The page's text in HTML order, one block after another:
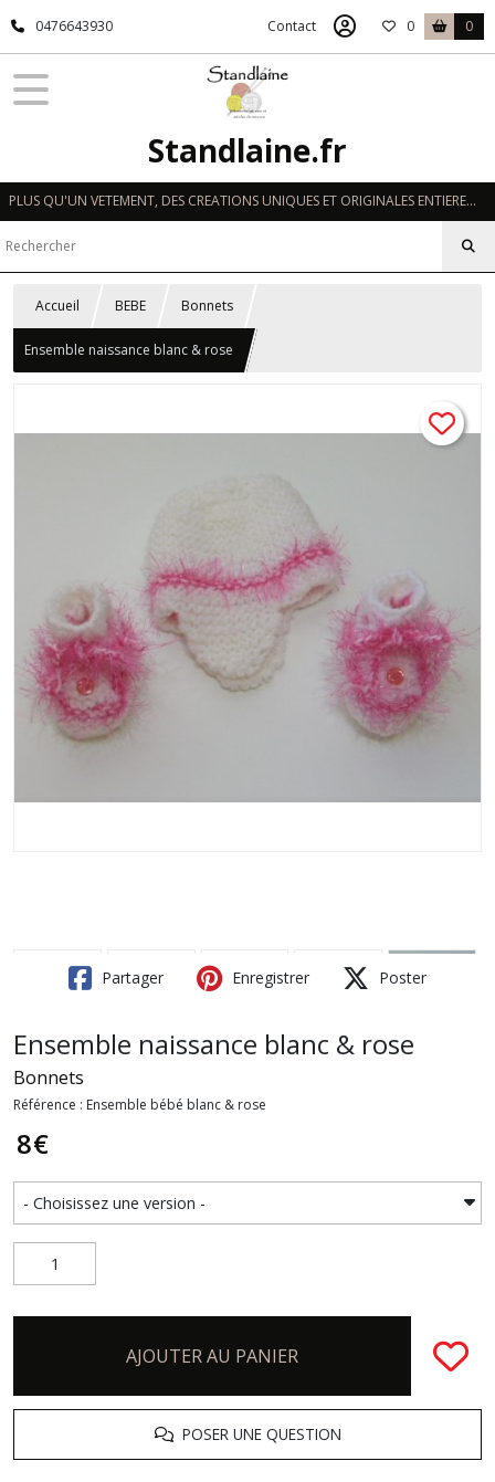
0476643930 Contact 0 0
Standlaine.fr
PLUS QU'UN VETEMENT, DES CREATIONS UNIQUES ET ORIGINALES ENTIEREMENT REALISEES A LA MAIN EN FRANCE
Accueil BEBE Bonnets
Ensemble naissance blanc & rose
Partager Enregistrer Poster
Ensemble naissance blanc & rose
Bonnets
Référence : Ensemble bébé blanc & rose
8€
AJOUTER AU PANIER
POSER UNE QUESTION